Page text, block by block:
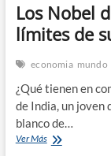
Los Nobel
límites de
economia mundo
¿Qué tienen en
de India, un joven
blanco de…
Ver MásLos